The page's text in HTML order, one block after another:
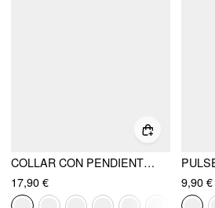
COLLAR CON PENDIENTE DE LETRA
17,90 €
9,90 €